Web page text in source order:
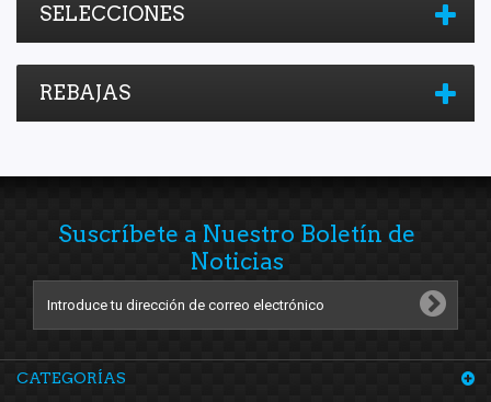
SELECCIONES
REBAJAS
Suscríbete a Nuestro Boletín de
Noticias
CATEGORÍAS